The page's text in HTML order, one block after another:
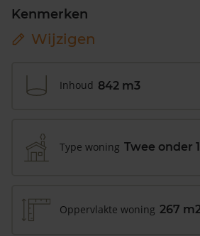
Kenmerken
Wijzigen
Inhoud 842 m3
Type woning Twee onder
Oppervlakte woning 267